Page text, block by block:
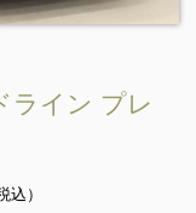
ライン プレ
込）